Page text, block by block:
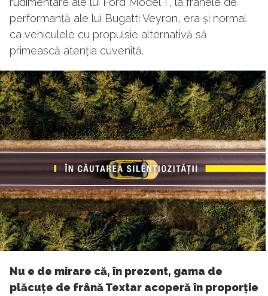
performanță ale lui Bugatti Veyron, era și normal
ca vehiculele cu propulsie alternativă să
primească atenția cuvenită.
Nu e de mirare că, în prezent, gama de
plăcuțe de frână Textar acoperă în proporție